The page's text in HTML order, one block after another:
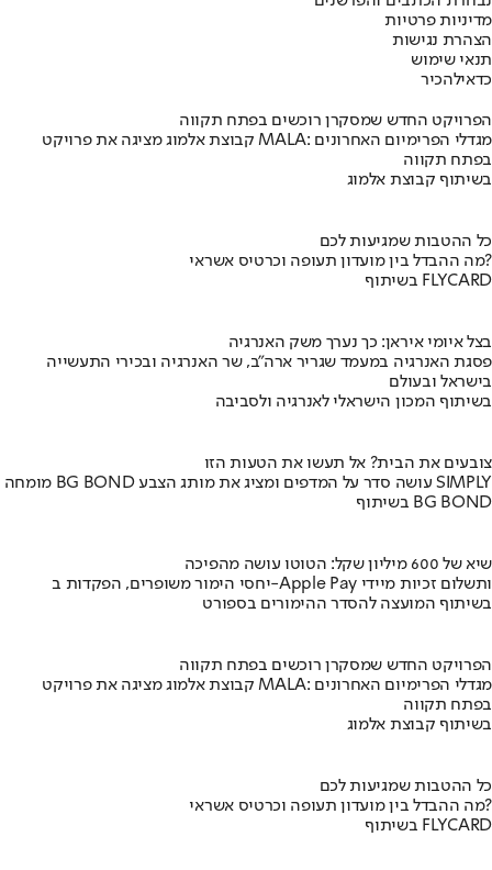
מדיניות פרטיות
הצהרת נגישות
תנאי שימוש
כדאילהכיר
הפרויקט החדש שמסקרן רוכשים בפתח תקווה
קבוצת אלמוג מציגה את פרויקט MALA: מגדלי הפרימיום האחרונים
בפתח תקווה
בשיתוף קבוצת אלמוג
כל ההטבות שמגיעות לכם
מה ההבדל בין מועדון תעופה וכרטיס אשראי?
בשיתוף FLYCARD
בצל איומי איראן: כך נערך משק האנרגיה
פסגת האנרגיה במעמד שגריר ארה"ב, שר האנרגיה ובכירי התעשייה
בישראל ובעולם
בשיתוף המכון הישראלי לאנרגיה ולסביבה
צובעים את הבית? אל תעשו את הטעות הזו
מומחה BG BOND עושה סדר על המדפים ומציג את מותג הצבע SIMPLY
בשיתוף BG BOND
שיא של 600 מיליון שקל: הטוטו עושה מהפיכה
יחסי הימור משופרים, הפקדות ב-Apple Pay ותשלום זכיות מיידי
בשיתוף המועצה להסדר ההימורים בספורט
הפרויקט החדש שמסקרן רוכשים בפתח תקווה
קבוצת אלמוג מציגה את פרויקט MALA: מגדלי הפרימיום האחרונים
בפתח תקווה
בשיתוף קבוצת אלמוג
כל ההטבות שמגיעות לכם
מה ההבדל בין מועדון תעופה וכרטיס אשראי?
בשיתוף FLYCARD